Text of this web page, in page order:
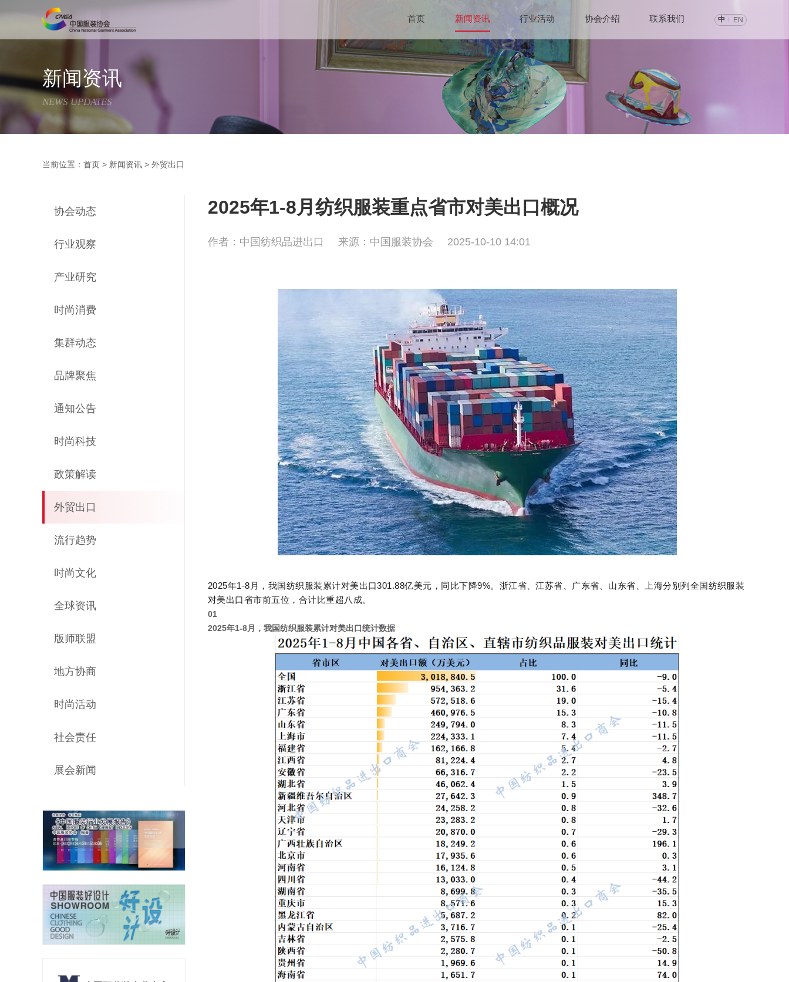
首页 新闻资讯 行业活动 协会介绍 联系我们 中 EN
新闻资讯
NEWS UPDATES
当前位置： 首页 > 新闻资讯 > 外贸出口
协会动态
行业观察
产业研究
时尚消费
集群动态
品牌聚焦
通知公告
时尚科技
政策解读
外贸出口
流行趋势
时尚文化
全球资讯
版师联盟
地方协商
时尚活动
社会责任
展会新闻
2025年1-8月纺织服装重点省市对美出口概况
作者：中国纺织品进出口 来源：中国服装协会 2025-10-10 14:01
2025年1-8月，我国纺织服装累计对美出口301.88亿美元，同比下降9%。浙江省、江苏省、广东省、山东省、上海分别列全国纺织服装
对美出口省市前五位，合计比重超八成。
01
2025年1-8月，我国纺织服装累计对美出口统计数据